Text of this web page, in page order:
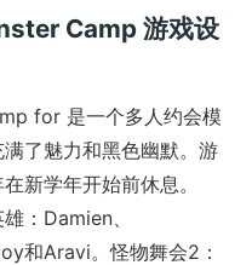
Camp 游戏设
for 是一个多人约会模
了魅力和黑色幽默。游
新学年开始前休息。
：Damien、
和Aravi。怪物舞会2：